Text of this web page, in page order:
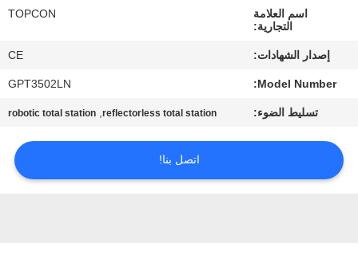
الجودة
اتصل
بنا
اسم العلامة
التجارية:
TOPCON
إصدار الشهادات: CE
Model Number:
GPT3502LN
تسليط الضوء: reflectorless total station
,
robotic total station
اتصل بنا!